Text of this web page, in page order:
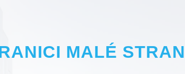
MALÉ